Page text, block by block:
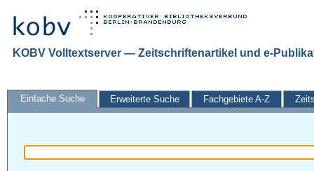
KOBV Volltextserver — Zeitschriftenartikel und e-
Einfache Suche Erweiterte Suche Fachgebiete A-Z